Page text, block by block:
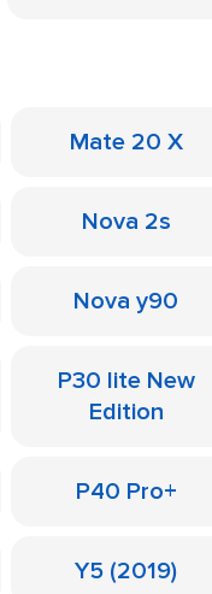
Mate 20 X
Nova 2s
Nova y90
P30 lite New
Edition
P40 Pro+
Y5 (2019)